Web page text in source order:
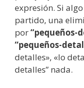
expresión. Si
partido, una
por“pequeños-
“pequeños-
detalles», «lo
detalles” nada.